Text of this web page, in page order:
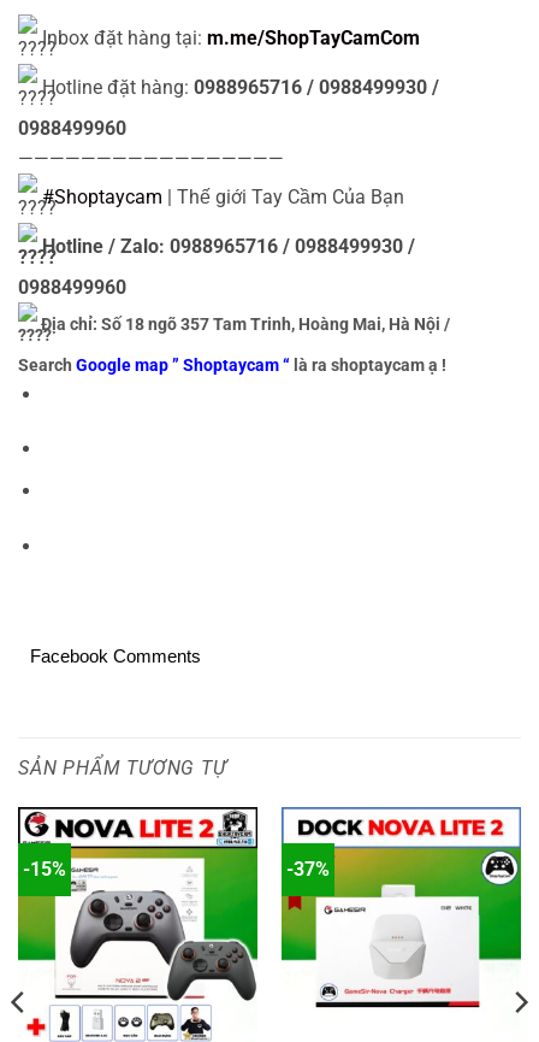
Inbox đặt hàng tại: m.me/ShopTayCamCom
Hotline đặt hàng: 0988965716 / 0988499930 /
0988499960
—————————————————
#Shoptaycam | Thế giới Tay Cầm Của Bạn
Hotline / Zalo: 0988965716 / 0988499930 /
0988499960
Địa chỉ: Số 18 ngõ 357 Tam Trinh, Hoàng Mai, Hà Nội /
Search Google map ” Shoptaycam “ là ra shoptaycam ạ !
Facebook Comments
SẢN PHẨM TƯƠNG TỰ
-15% -37%